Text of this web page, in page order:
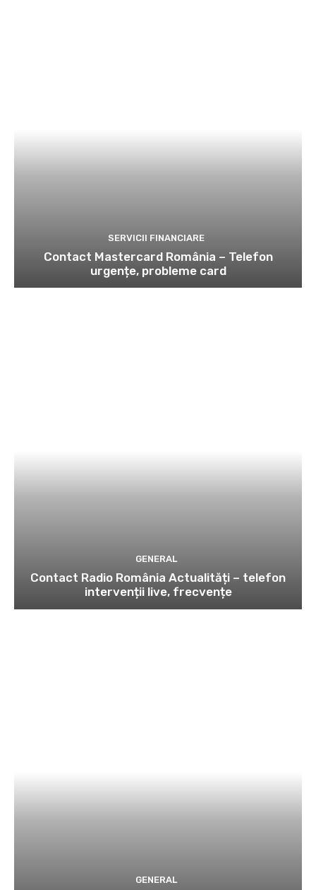
SERVICII FINANCIARE
Contact Mastercard România – Telefon
urgențe, probleme card
GENERAL
Contact Radio România Actualități – telefon
intervenții live, frecvențe
GENERAL